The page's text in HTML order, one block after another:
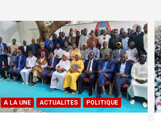
A LA UNE ACTUALITES POLITIQUE